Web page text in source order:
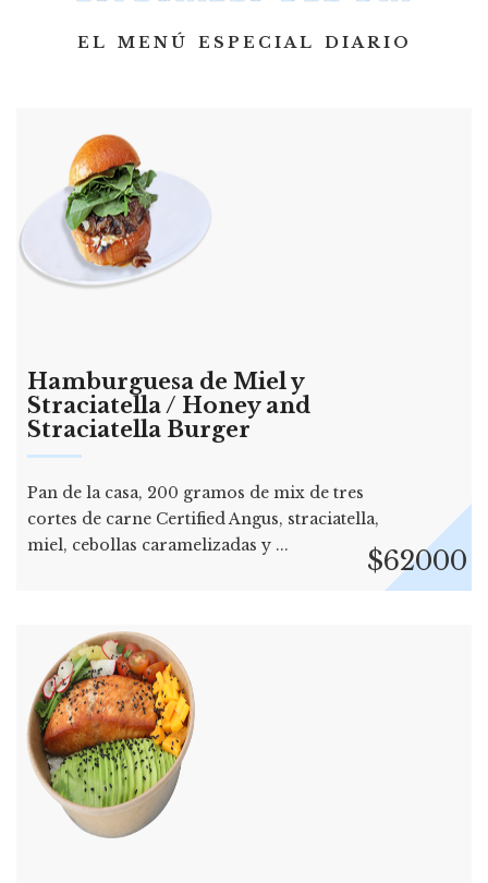
EL MENÚ ESPECIAL DIARIO
Hamburguesa de Miel y
Straciatella / Honey and
Straciatella Burger
Pan de la casa, 200 gramos de mix de tres
cortes de carne Certified Angus, straciatella,
miel, cebollas caramelizadas y ...
$62000